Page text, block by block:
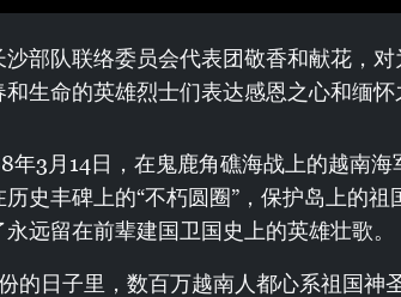
部队联络委员会代表团敬香和献花，
生命的英雄烈士们表达感恩之心和缅怀
年3月14日，在鬼鹿角礁海战上的越南海
史丰碑上的“不朽圆圈”，保护岛上的
远留在前辈建国卫国史上的英雄壮歌。
的日子里，数百万越南人都心系祖国神